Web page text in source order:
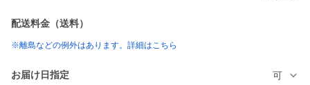
配送料金（送料）
※離島などの例外はあります。詳細はこちら
お届け日指定 可